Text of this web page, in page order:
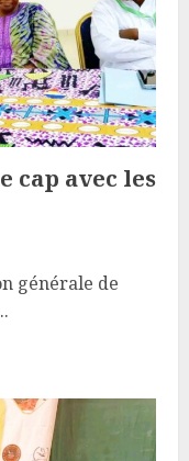
cap avec les
générale de